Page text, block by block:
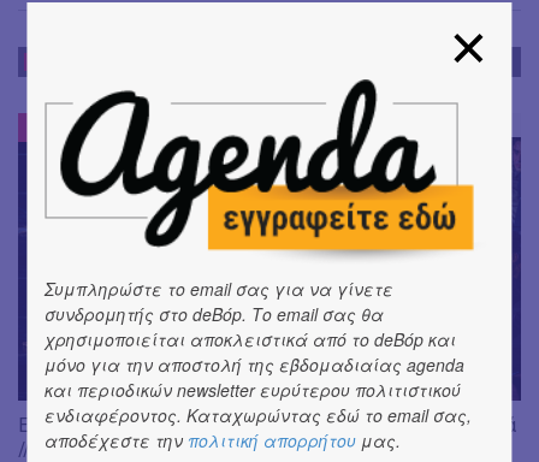
ΕΝΤΥΠΩΣΕΙΣ
Είδαμε: "Άλκηστις" του Ευριπίδη, σε σκηνοθεσία Δ. Καραντζά
// Ευφυής σύλληψη και χαμένη ευκαιρία
Συμπληρώστε το email σας για να γίνετε
συνδρομητής στο deBόp. Το email σας θα
χρησιμοποιείται αποκλειστικά από το deBόp και
μόνο για την αποστολή της εβδομαδιαίας agenda
και περιοδικών newsletter ευρύτερου πολιτιστικού
ενδιαφέροντος. Καταχωρώντας εδώ το email σας,
αποδέχεστε την πολιτική απορρήτου μας.